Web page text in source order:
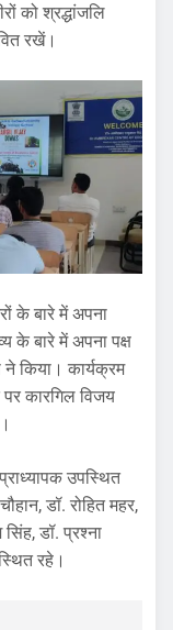
को श्रद्धांजलि
रखें।
के बारे में अपना
के बारे में अपना पक्ष
किया। कार्यक्रम
कारगिल विजय
उपस्थित
डॉ. रोहित महर,
डॉ. प्रश्ना
रहे।